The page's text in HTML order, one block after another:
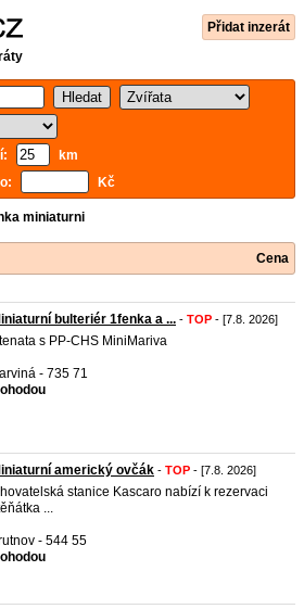
Přidat inzerát
km
Kč
miniaturni
Cena
bulteriér 1fenka a ... - TOP - [7.8. 2026]
s PP-CHS MiniMariva
- 735 71
americký ovčák - TOP - [7.8. 2026]
stanice Kascaro nabízí k rezervaci
...
- 544 55